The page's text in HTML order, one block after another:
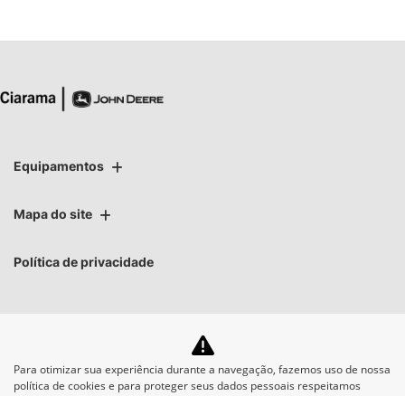
Equipamentos
Mapa do site
Política de privacidade
No trânsito, enxergar o
Para otimizar sua experiência durante a navegação, fazemos uso de nossa
política de cookies e para proteger seus dados pessoais respeitamos